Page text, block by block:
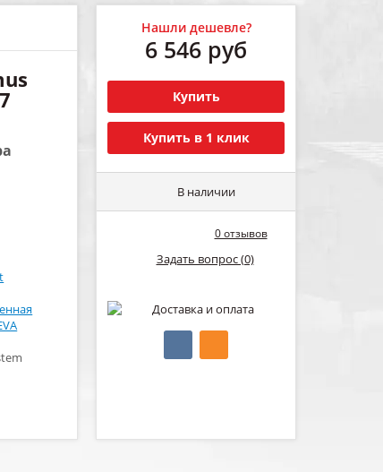
Нашли дешевле?
6 546 руб
Купить
Купить в 1 клик
В наличии
0 отзывов
Задать вопрос (0)